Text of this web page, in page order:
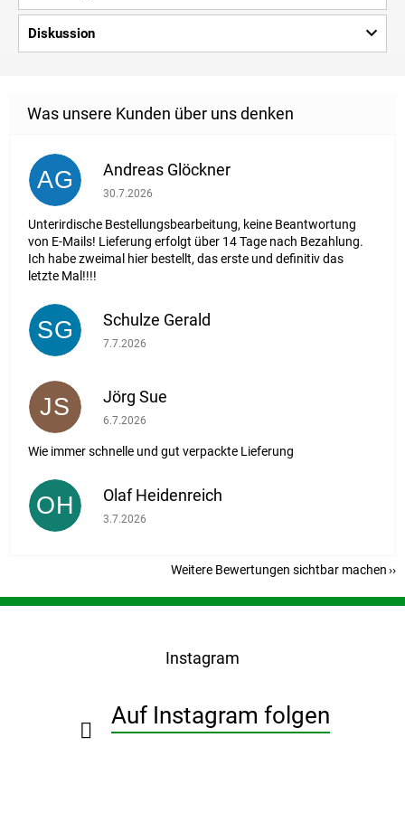
Diskussion
AG Andreas Glöckner
Die Shop-Bewertung beträgt 1 von 5 Sternen.
30.7.2026
Unterirdische Bestellungsbearbeitung, keine Beantwortung
von E-Mails! Lieferung erfolgt über 14 Tage nach Bezahlung.
Ich habe zweimal hier bestellt, das erste und definitiv das
letzte Mal!!!!
SG Schulze Gerald
Die Shop-Bewertung beträgt 5 von 5 Sternen.
7.7.2026
JS Jörg Sue
Die Shop-Bewertung beträgt 5 von 5 Sternen.
6.7.2026
Wie immer schnelle und gut verpackte Lieferung
OH Olaf Heidenreich
Die Shop-Bewertung beträgt 5 von 5 Sternen.
3.7.2026
Weitere Bewertungen sichtbar machen
F
Instagram
Auf Instagram folgen